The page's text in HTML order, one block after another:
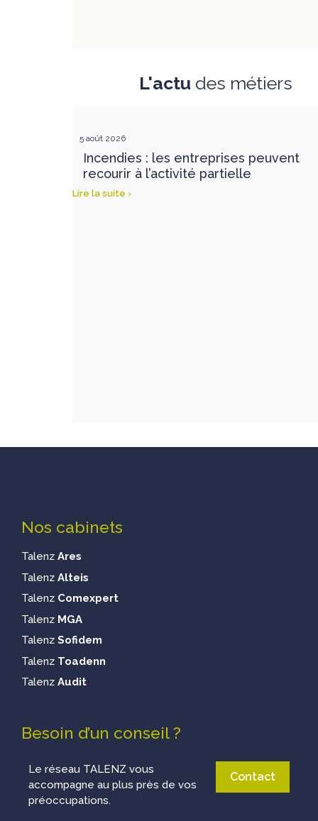
L'actu des métiers
5 août 2026
Incendies : les entreprises peuvent
recourir à l’activité partielle
Lire la suite ›
Nos cabinets
Talenz Ares
Talenz Alteis
Talenz Comexpert
Talenz MGA
Talenz Sofidem
Talenz Toadenn
Talenz Audit
Besoin d’un conseil ?
Le réseau TALENZ vous
accompagne au plus près de vos
préoccupations.
Contact